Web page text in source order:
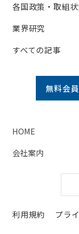
各国政策・取組
業界研究
すべての記事
無料会員
HOME
会社案内
利用規約 プラ